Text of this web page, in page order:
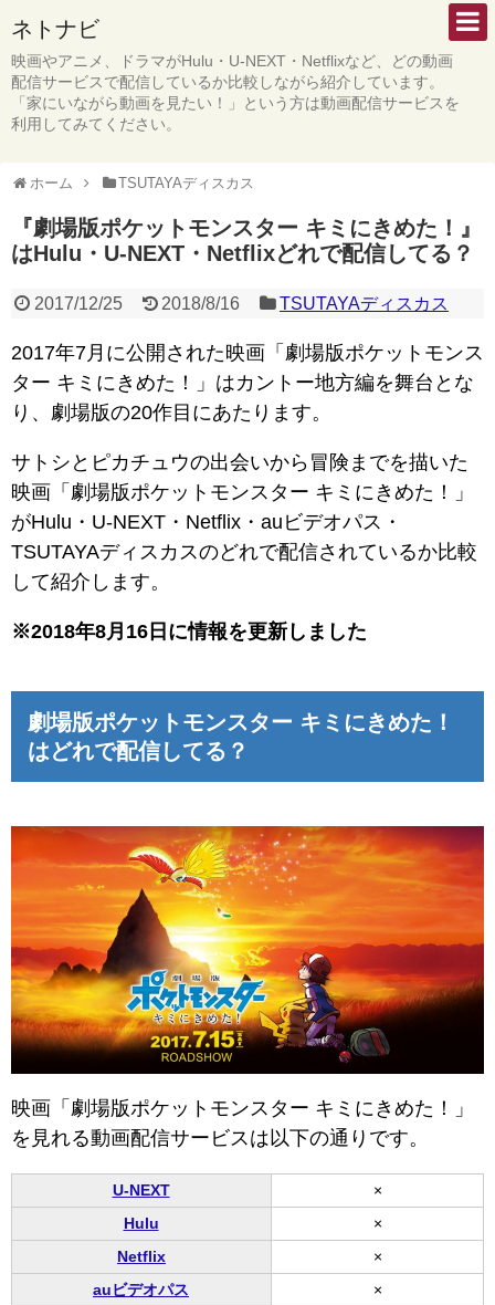
ネトナビ
映画やアニメ、ドラマがHulu・U-NEXT・Netflixなど、どの動画
配信サービスで配信しているか比較しながら紹介しています。
「家にいながら動画を見たい！」という方は動画配信サービスを
利用してみてください。
ホーム TSUTAYAディスカス
『劇場版ポケットモンスター キミにきめた！』
はHulu・U-NEXT・Netflixどれで配信してる？
2017/12/25 2018/8/16 TSUTAYAディスカス
2017年7月に公開された映画「劇場版ポケットモンス
ター キミにきめた！」はカントー地方編を舞台とな
り、劇場版の20作目にあたります。
サトシとピカチュウの出会いから冒険までを描いた
映画「劇場版ポケットモンスター キミにきめた！」
がHulu・U-NEXT・Netflix・auビデオパス・
TSUTAYAディスカスのどれで配信されているか比較
して紹介します。
※2018年8月16日に情報を更新しました
劇場版ポケットモンスター キミにきめた！
はどれで配信してる？
映画「劇場版ポケットモンスター キミにきめた！」
を見れる動画配信サービスは以下の通りです。
U-NEXT
×
Hulu
×
Netflix
×
auビデオパス
×